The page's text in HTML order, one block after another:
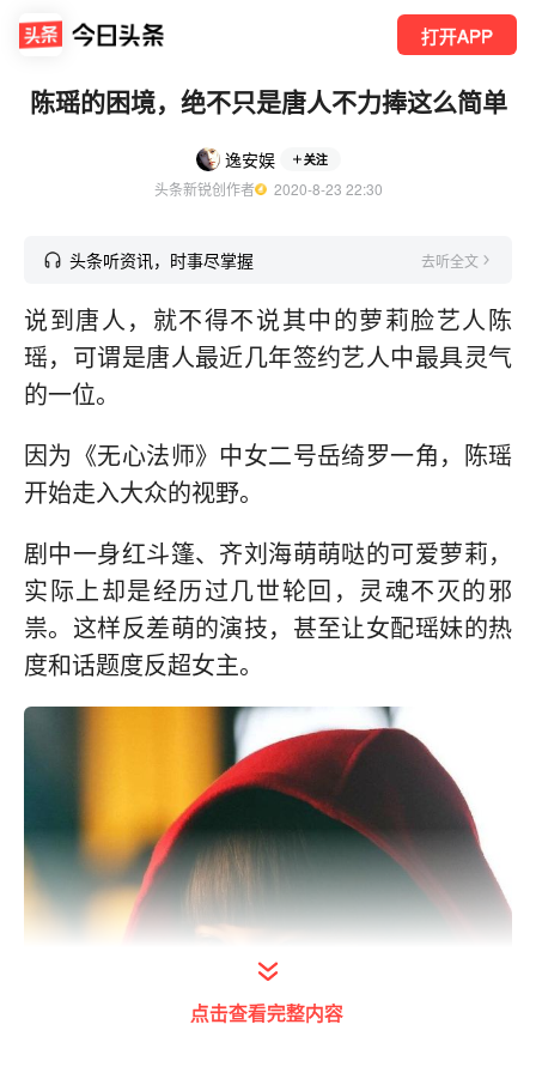
打开APP
陈瑶的困境，绝不只是唐人不力捧这么简单
逸安娱 关注
头条新锐创作者
  2020-8-23 22:30
头条听资讯，时事尽掌握 去听全文
说到唐人，就不得不说其中的萝莉脸艺人陈
瑶，可谓是唐人最近几年签约艺人中最具灵气
的一位。
因为《无心法师》中女二号岳绮罗一角，陈瑶
开始走入大众的视野。
剧中一身红斗篷、齐刘海萌萌哒的可爱萝莉，
实际上却是经历过几世轮回，灵魂不灭的邪
祟。这样反差萌的演技，甚至让女配瑶妹的热
度和话题度反超女主。
点击查看完整内容